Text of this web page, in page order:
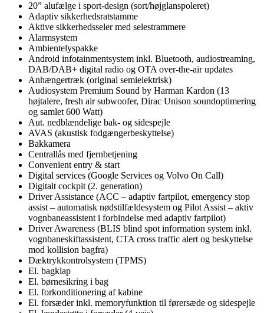
20” alufælge i sport-design (sort/højglanspoleret)
Adaptiv sikkerhedsratstamme
Aktive sikkerhedsseler med selestrammere
Alarmsystem
Ambientelyspakke
Android infotainmentsystem inkl. Bluetooth, audiostreaming,
DAB/DAB+ digital radio og OTA over-the-air updates
Anhængertræk (original semielektrisk)
Audiosystem Premium Sound by Harman Kardon (13
højtalere, fresh air subwoofer, Dirac Unison soundoptimering
og samlet 600 Watt)
Aut. nedblændelige bak- og sidespejle
AVAS (akustisk fodgængerbeskyttelse)
Bakkamera
Centrallås med fjernbetjening
Convenient entry & start
Digital services (Google Services og Volvo On Call)
Digitalt cockpit (2. generation)
Driver Assistance (ACC – adaptiv fartpilot, emergency stop
assist – automatisk nødstilfældesystem og Pilot Assist – aktiv
vognbaneassistent i forbindelse med adaptiv fartpilot)
Driver Awareness (BLIS blind spot information system inkl.
vognbaneskiftassistent, CTA cross traffic alert og beskyttelse
mod kollision bagfra)
Dæktrykkontrolsystem (TPMS)
El. bagklap
El. børnesikring i bag
El. forkonditionering af kabine
El. forsæder inkl. memoryfunktion til førersæde og sidespejle